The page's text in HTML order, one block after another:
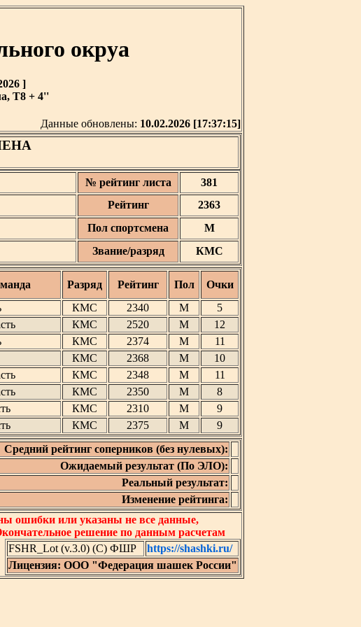
окруа
]
T8 + 4''
Данные обновлены: 10.02.2026 [17:37:15]
№ рейтинг листа
381
Рейтинг
2363
Пол спортсмена
М
Звание/разряд КМС
Разряд Рейтинг Пол
Очки
КМС 2340 М
5
КМС 2520 М
12
КМС 2374 М
11
КМС 2368 М
10
КМС 2348 М
11
КМС 2350 М
8
КМС 2310 М
9
КМС 2375 М
9
Средний рейтинг соперников (без нулевых):
Ожидаемый результат (По ЭЛО):
Реальный результат:
Изменение рейтинга:
ошибки или указаны не все данные,
решение по данным расчетам
FSHR_Lot (v.3.0) (C) ФШР
https://shashki.ru/
Лицензия: ООО "Федерация шашек России"